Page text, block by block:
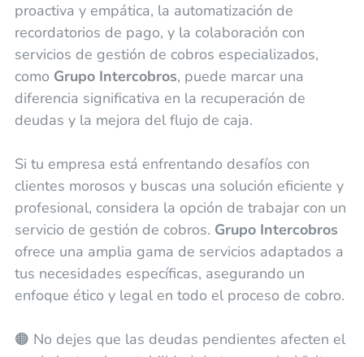
proactiva y empática, la automatización de
recordatorios de pago, y la colaboración con
servicios de gestión de cobros especializados,
como Grupo Intercobros, puede marcar una
diferencia significativa en la recuperación de
deudas y la mejora del flujo de caja.
Si tu empresa está enfrentando desafíos con
clientes morosos y buscas una solución eficiente y
profesional, considera la opción de trabajar con un
servicio de gestión de cobros. Grupo Intercobros
ofrece una amplia gama de servicios adaptados a
tus necesidades específicas, asegurando un
enfoque ético y legal en todo el proceso de cobro.
🟠 No dejes que las deudas pendientes afecten el